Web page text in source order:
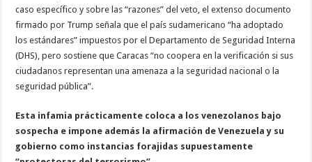
caso específico y sobre las “razones” del veto, el extenso documento
firmado por Trump señala que el país sudamericano “ha adoptado
los estándares” impuestos por el Departamento de Seguridad Interna
(DHS), pero sostiene que Caracas “no coopera en la verificación si sus
ciudadanos representan una amenaza a la seguridad nacional o la
seguridad pública”.
Esta infamia prácticamente coloca a los venezolanos bajo
sospecha e impone además la afirmación de Venezuela y su
gobierno como instancias forajidas supuestamente